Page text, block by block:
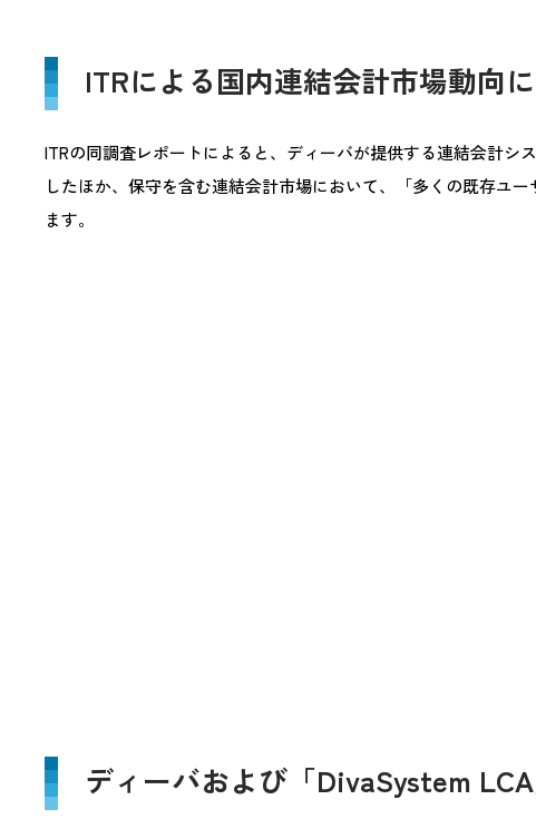
ITRによる国内連結会計市場動向
ITRの同調査レポートによると、ディーバが提供する連結会計シ
したほか、保守を含む連結会計市場において、「多くの既存ユ
ます。
ディーバおよび「DivaSystem